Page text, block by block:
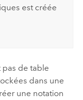
est créée
pas de table
dans une
une notation